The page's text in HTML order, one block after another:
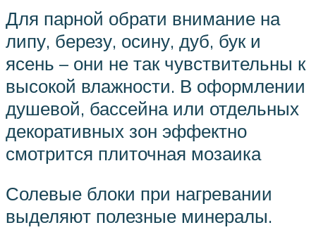
Для парной обрати внимание на
липу, березу, осину, дуб, бук и
ясень – они не так чувствительны к
высокой влажности. В оформлении
душевой, бассейна или отдельных
декоративных зон эффектно
смотрится плиточная мозаика
Солевые блоки при нагревании
выделяют полезные минералы.